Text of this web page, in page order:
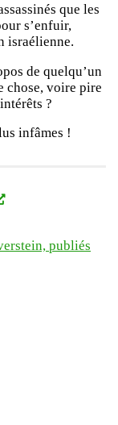
que les
s’enfuir,
israélienne.
de quelqu’un
chose, voire pire
?
infâmes !
publiés